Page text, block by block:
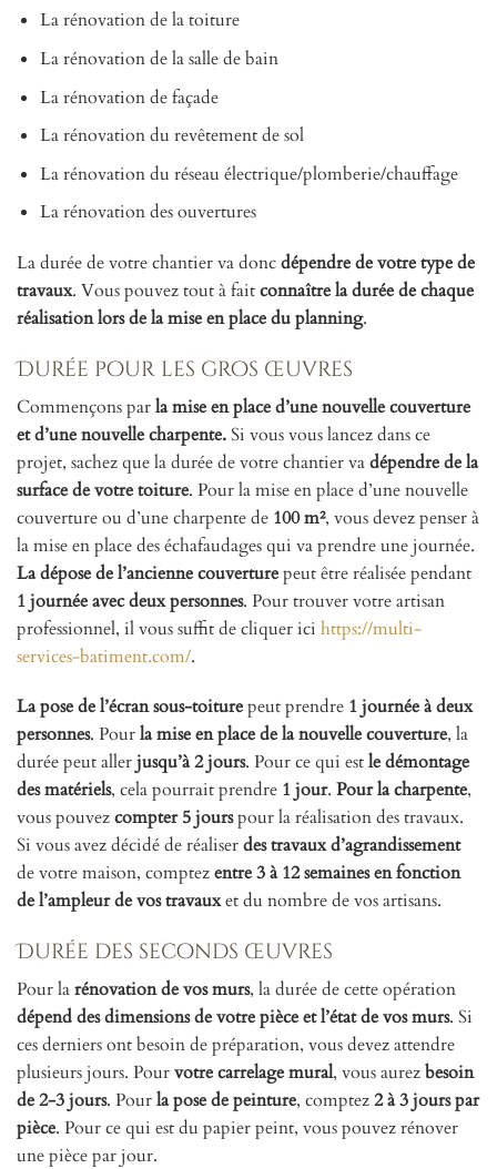
La rénovation de la toiture
La rénovation de la salle de bain
La rénovation de façade
La rénovation du revêtement de sol
La rénovation du réseau électrique/plomberie/chauffage
La rénovation des ouvertures
La durée de votre chantier va doncdépendre de votre type de
travaux. Vous pouvez tout à faitconnaître la durée de chaque
réalisation lors de la mise en place du planning.
Durée pour les gros œuvres
Commençons parla mise en place d’une nouvelle couverture
et d’une nouvelle charpente.Si vous vous lancez dans ce
projet, sachez que la durée de votre chantier vadépendre de la
surface de votre toiture. Pour la mise en place d’une nouvelle
couverture ou d’une charpente de 100 m², vous devez penser à
la mise en place des échafaudages qui va prendre une journée.
La dépose de l’ancienne couverturepeut être réalisée pendant
1 journée avec deux personnes. Pour trouver votre artisan
professionnel, il vous suffit de cliquer ici https://multi-
services-batiment.com/.
La pose de l’écran sous-toiturepeut prendre 1 journée à deux
personnes. Pourla mise en place de la nouvelle couverture, la
durée peut allerjusqu’à 2 jours. Pour ce qui estle démontage
des matériels, cela pourrait prendre 1 jour. Pour la charpente,
vous pouvezcompter 5 jourspour la réalisation des travaux.
Si vous avez décidé de réaliserdes travaux d’agrandissement
de votre maison, comptezentre 3 à 12 semaines en fonction
de l’ampleur de vos travauxet du nombre de vos artisans.
Durée des seconds œuvres
Pour larénovation de vos murs, la durée de cette opération
dépend des dimensions de votre pièce et l’état de vos murs. Si
ces derniers ont besoin de préparation, vous devez attendre
plusieurs jours. Pourvotre carrelage mural, vous aurezbesoin
de 2-3 jours. Pourla pose de peinture, comptez2 à 3 jours par
pièce. Pour ce qui est du papier peint, vous pouvez rénover
une pièce par jour.